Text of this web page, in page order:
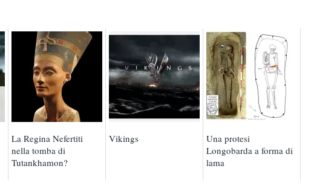
La Regina Nefertiti
nella tomba di
Tutankhamon?
Vikings
Una protesi
Longobarda a forma di
lama